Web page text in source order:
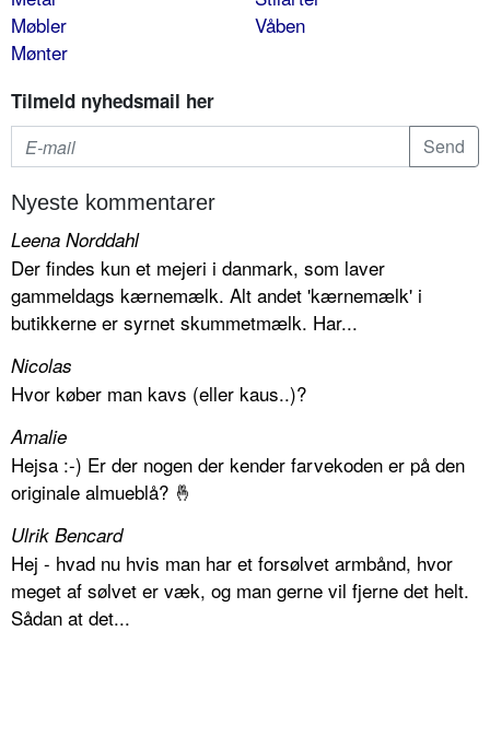
Møbler
Mønter
Våben
Tilmeld nyhedsmail her
Nyeste kommentarer
Leena Norddahl
Der findes kun et mejeri i danmark, som laver
gammeldags kærnemælk. Alt andet 'kærnemælk' i
butikkerne er syrnet skummetmælk. Har...
Nicolas
Hvor køber man kavs (eller kaus..)?
Amalie
Hejsa :-) Er der nogen der kender farvekoden er på den
originale almueblå? 🤞
Ulrik Bencard
Hej - hvad nu hvis man har et forsølvet armbånd, hvor
meget af sølvet er væk, og man gerne vil fjerne det helt.
Sådan at det...